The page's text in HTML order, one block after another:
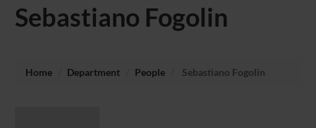
Sebastiano Fogolin
Home Department People Sebastiano Fogolin